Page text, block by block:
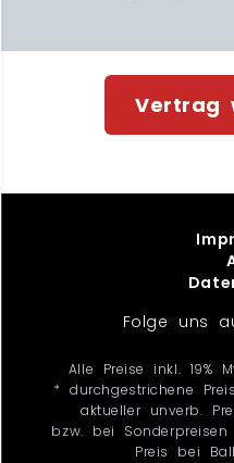
Vertrag
Folge uns
Alle Preise inkl. 19%
* durchgestrichene
aktueller unverb.
bzw. bei
Preis bei